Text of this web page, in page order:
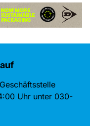
Uhr unter 030-